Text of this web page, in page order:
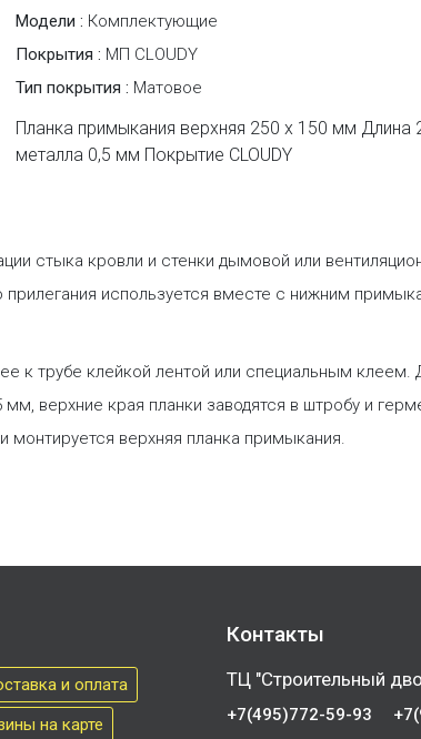
Модели : Комплектующие
Покрытия : МП CLOUDY
Тип покрытия : Матовое
Планка примыкания верхняя 250 х 150 мм Длина
металла 0,5 мм Покрытие CLOUDY
стыка кровли и стенки дымовой или
используется вместе с нижним
к трубе клейкой лентой или специальным клеем.
верхние края планки заводятся в штробу и
монтируется верхняя планка примыкания.
и оплата
на карте
Контакты
ТЦ "Строительный
+7(495)772-59-93